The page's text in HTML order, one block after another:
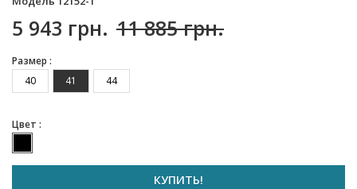
5 943 грн. 11 885 грн.
Размер :
40
41 44
Цвет :
КУПИТЬ!